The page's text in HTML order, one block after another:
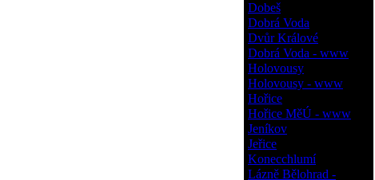
Dobeš
Dobrá Voda
Dvůr Králové
Dobrá Voda - www
Holovousy
Holovousy - www
Hořice
Hořice MěÚ - www
Jeníkov
Jeřice
Konecchlumí
Lázně Bělohrad -